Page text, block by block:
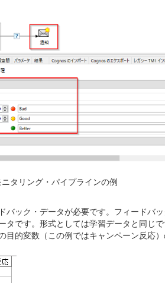
タリング・パイプラインの例
バック・データが必要です。フィードバ
タです。形式としては学習データと同じ
目的変数（この例ではキャンペーン反応